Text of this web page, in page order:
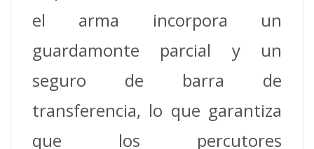
el arma incorpora un
guardamonte parcial y un
seguro de barra de
transferencia, lo que garantiza
que los percutores